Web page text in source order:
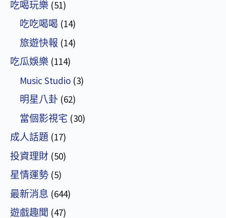
吃喝玩樂 (51)
吃吃喝喝 (14)
旅遊快報 (14)
吃瓜娛樂 (114)
Music Studio (3)
明星八卦 (62)
當個影視宅 (30)
成人話題 (17)
投資理財 (50)
星情運勢 (5)
最新消息 (644)
遊戲趣聞 (47)